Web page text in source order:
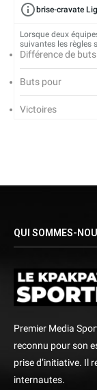
brise-cravate
Lorsque deux
suivantes les règles
Différence de buts
Buts pour
Victoires
QUI SOMMES-
Premier Media
reconnu pour son
prise d’initiative. Il
internautes.